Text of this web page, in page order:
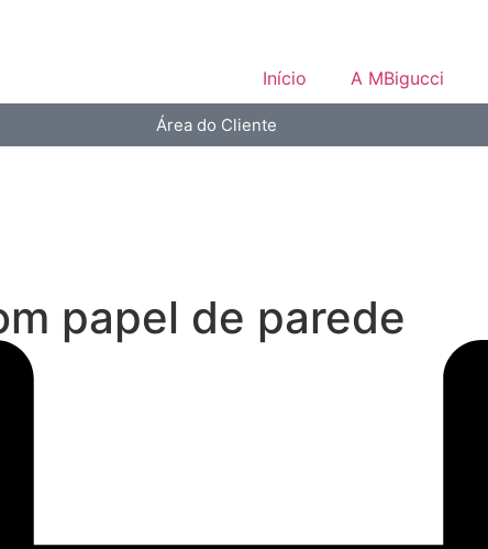
Início A MBigucci
Área do Cliente
papel de parede